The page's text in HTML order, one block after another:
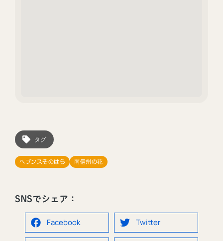
タグ
ヘブンスそのはら 南信州の花
SNSでシェア：
Facebook Twitter